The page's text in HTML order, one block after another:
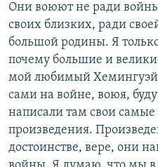
Они воюют не ради
своих близких, ради
большой родины. Я
почему большие и
мой любимый
сами на войне, воюя,
написали там свои
произведения.
достоинстве, вере, они